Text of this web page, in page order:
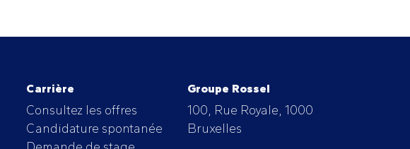
Carrière
Consultez les offres
Candidature spontanée
Groupe Rossel
100, Rue Royale, 1000
Bruxelles